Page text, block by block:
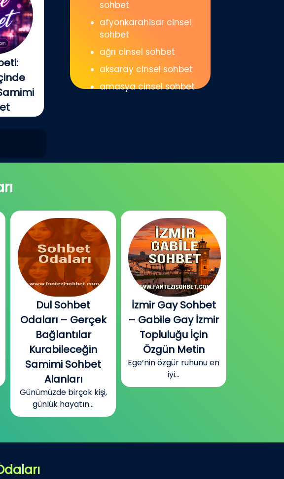
sohbet
afyonkarahisar cinsel
sohbet
ağrı cinsel sohbet
aksaray cinsel sohbet
amasya cinsel sohbet
Dul Sohbet
Odaları – Gerçek
Bağlantılar
Kurabileceğin
Samimi Sohbet
Alanları
Günümüzde birçok kişi,
günlük hayatın...
İzmir Gay Sohbet
– Gabile Gay İzmir
Topluluğu İçin
Özgün Metin
Ege’nin özgür ruhunu en
iyi...